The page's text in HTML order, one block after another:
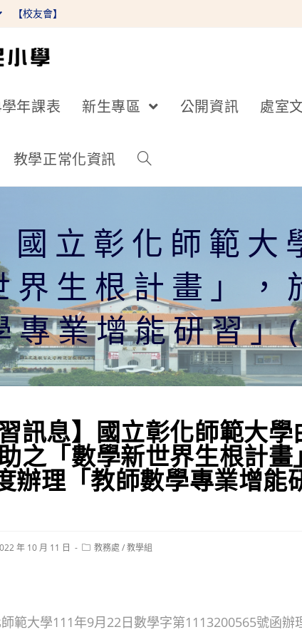
【校友會】
年課表 新生專區 公開資訊 處室
教學正常化資訊
立彰化師範大
界生根計畫」
專業增能研習
習訊息】國立彰化師範大
之「數學新世界生根計畫
辦理「教師數學專業增能
年 10 月 11 日
Post教務處 /教學組
範大學111年9月22日數學字第1113200565號函辦